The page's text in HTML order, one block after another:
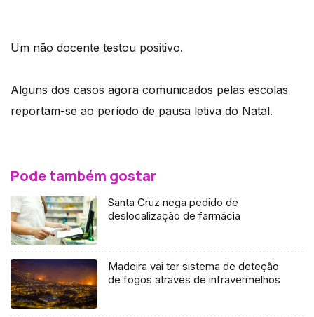
Um não docente testou positivo.
Alguns dos casos agora comunicados pelas escolas
reportam-se ao período de pausa letiva do Natal.
Pode também gostar
Santa Cruz nega pedido de
deslocalização de farmácia
Madeira vai ter sistema de deteção
de fogos através de infravermelhos